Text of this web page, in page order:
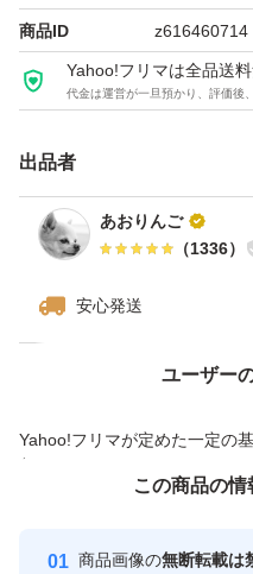
気持ちの良いお取引を心が
どうぞよろしくお願い致
商品ID z616460714
Yahoo!フリマは全品送
代金は運営が一旦預かり、評価後
出品者
あおりんご
（1336）
安心発送
ユーザー
Yahoo!フリマが定めた一定の
付与しています
安心取引出品者
価格の相談
この商品の
商品画像の無断転載は
この商品をみている人にオ